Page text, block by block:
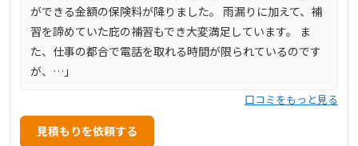
ができる金額の保険料が降りました。 雨漏りに加えて、補
習を諦めていた庇の補習もでき大変満足しています。 ま
た、仕事の都合で電話を取れる時間が限られているのです
が、…」
口コミをもっと見る
見積もりを依頼する